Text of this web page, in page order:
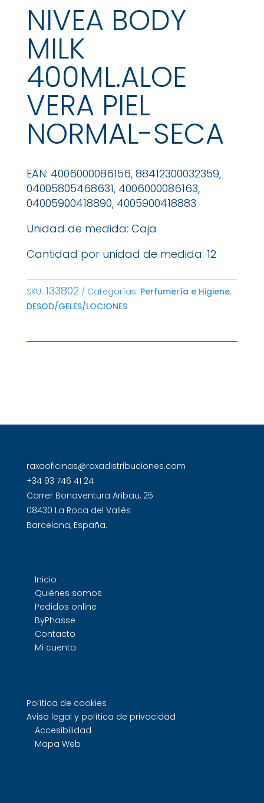
NIVEA BODY
MILK
400ML.ALOE
VERA PIEL
NORMAL-SECA
EAN: 4006000086156, 88412300032359,
04005805468631, 4006000086163,
04005900418890, 4005900418883
Unidad de medida: Caja
Cantidad por unidad de medida: 12
SKU: 133802 Categorías: Perfumería e Higiene,
DESOD/GELES/LOCIONES
raxaoficinas@raxadistribuciones.com
+34 93 746 41 24
Carrer Bonaventura Aribau, 25
08430 La Roca del Vallès
Barcelona, España.
Inicio
Quiénes somos
Pedidos online
ByPhasse
Contacto
Mi cuenta
Política de cookies
Aviso legal y política de privacidad
Accesibilidad
Mapa Web